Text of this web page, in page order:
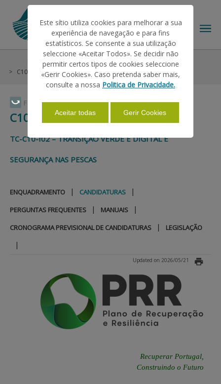
Faça Swipe para ver o menu
HELP/SUPPORT
INFORMATIONS
PAYMENTS
BENEFICIARY SUPPORT
Login / Register
Help/Support
Plano de Recuperação e Resiliência
C10 - Mar
Candidaturas
C10 - MAR
TC-C10-I02 – TRANSIÇÃO VERDE E DIGITAL E
SEGURANÇA NAS PESCAS
ENQUADRAMENTO | CANDIDATURAS |
PERGUNTAS FREQUENTES | MANUAIS |
CRONOGRAMA PREVISIONAL DE CANDIDATURAS | LEGISLAÇÃO
|
Updated on 2026/05/21
Recuperar Portugal,
Construindo o Futuro
Este sítio utiliza cookies para melhorar a sua
experiência de navegação e para fins
estatísticos. Se consente a sua utilização
seleccione «Aceitar Todos». Se decidir não
permitir certos tipos de cookies seleccione
«Gerir Cookies». Caso pretenda saber mais,
consulte a nossa Politica de Privacidade.
Aceitar todas Gerir Cookies